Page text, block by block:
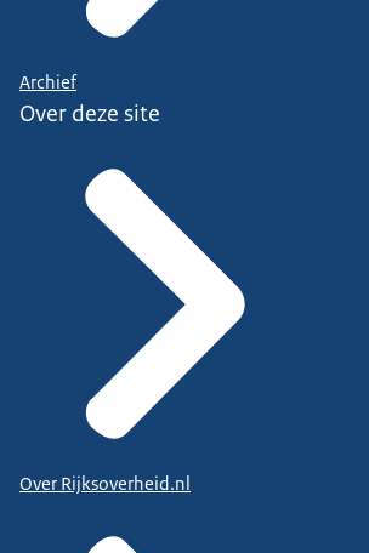
Archief
Over deze site
Over Rijksoverheid.nl